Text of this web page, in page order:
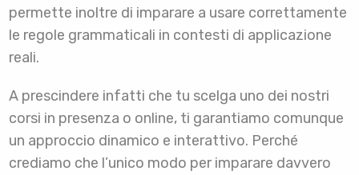
permette inoltre di imparare a usare correttamente
le regole grammaticali in contesti di applicazione
reali.
A prescindere infatti che tu scelga uno dei nostri
corsi in presenza o online, ti garantiamo comunque
un approccio dinamico e interattivo. Perché
crediamo che l’unico modo per imparare davvero